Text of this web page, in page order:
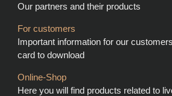
Our partners and their products
For customers
Important information for our
card to download
Online-Shop
Here you will find products related to